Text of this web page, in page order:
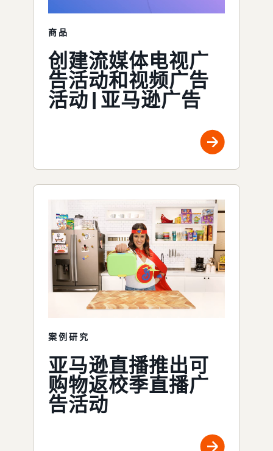
商品
创建流媒体电视广
告活动和视频广告
活动 | 亚马逊广告
案例研究
亚马逊直播推出可
购物返校季直播广
告活动